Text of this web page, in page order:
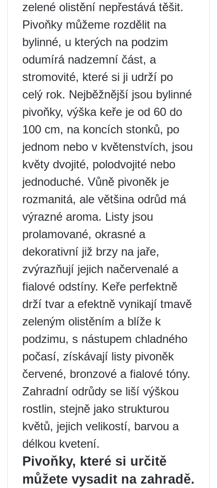
zelené olistění nepřestává těšit.
Pivoňky můžeme rozdělit na
bylinné, u kterých na podzim
odumírá nadzemní část, a
stromovité, které si ji udrží po
celý rok. Nejběžnější jsou bylinné
pivoňky, výška keře je od 60 do
100 cm, na koncích stonků, po
jednom nebo v květenstvích, jsou
květy dvojité, polodvojité nebo
jednoduché. Vůně pivoněk je
rozmanitá, ale většina odrůd má
výrazné aroma. Listy jsou
prolamované, okrasné a
dekorativní již brzy na jaře,
zvýrazňují jejich načervenalé a
fialové odstíny. Keře perfektně
drží tvar a efektně vynikají tmavě
zeleným olistěním a blíže k
podzimu, s nástupem chladného
počasí, získávají listy pivoněk
červené, bronzové a fialové tóny.
Zahradní odrůdy se liší výškou
rostlin, stejně jako strukturou
květů, jejich velikostí, barvou a
délkou kvetení.
Pivoňky, které si určitě
můžete vysadit na zahradě.